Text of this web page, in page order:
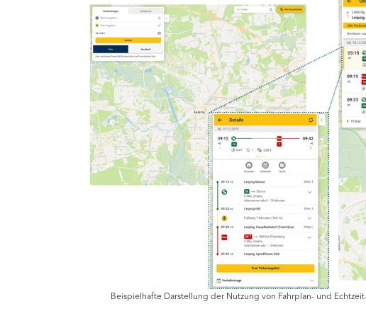
Beispielhafte Darstellung der Nutzung von Fahrplan- und